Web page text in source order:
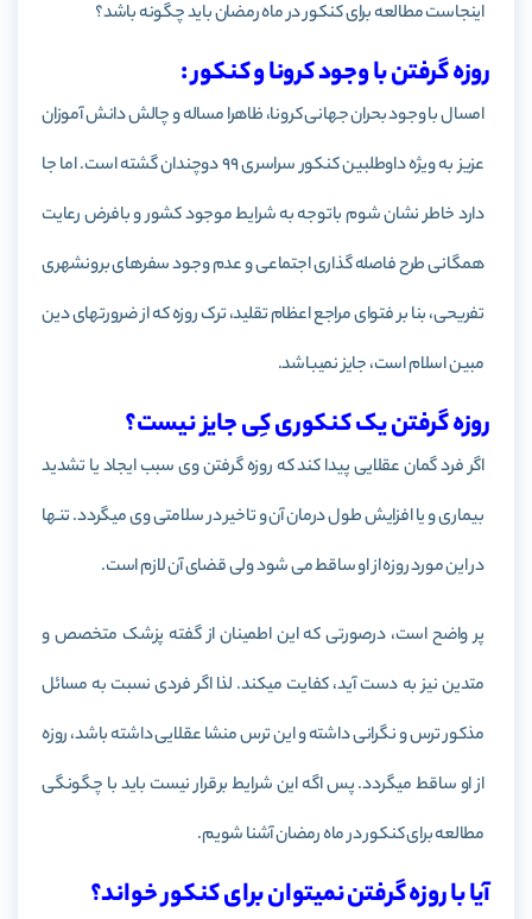
اینجاست مطالعه برای کنکور در ماه رمضان باید چگونه باشد؟
روزه گرفتن با وجود کرونا و کنکور :
امسال با وجود بحران جهانی کرونا، ظاهرا مساله و چالش دانش آموزان
عزیز به ویژه داوطلبین کنکور سراسری 99 دوچندان گشته است. اما جا
دارد خاطر نشان شوم باتوجه به شرایط موجود کشور و بافرض رعایت
همگانی طرح فاصله گذاری اجتماعی و عدم وجود سفرهای برون­شهری
تفریحی، بنا بر فتوای مراجع اعظام تقلید، ترک روزه که از ضرورت­های دین
مبین اسلام است، جایز نمی­باشد.
روزه گرفتن یک کنکوری کِی جایز نیست؟
اگر فرد گمان عقلایی پیدا کند که روزه گرفتن وی سبب ایجاد یا تشدید
بیماری و یا افزایش طول درمان آن و تاخیر در سلامتی وی می­گردد. تنها
در این مورد روزه از او ساقط می شود ولی قضای آن لازم است.
پر واضح است، درصورتی که این اطمینان از گفته پزشک متخصص و
متدین نیز به دست آید، کفایت می­کند. لذا اگر فردی نسبت به مسائل
مذکور ترس و نگرانی داشته و این ترس منشا عقلایی داشته باشد، روزه
از او ساقط می­گردد. پس اگه این شرایط برقرار نیست باید با چگونگی
مطالعه برای کنکور در ماه رمضان آشنا شویم.
آیا با روزه گرفتن نمیتوان برای کنکور خواند؟